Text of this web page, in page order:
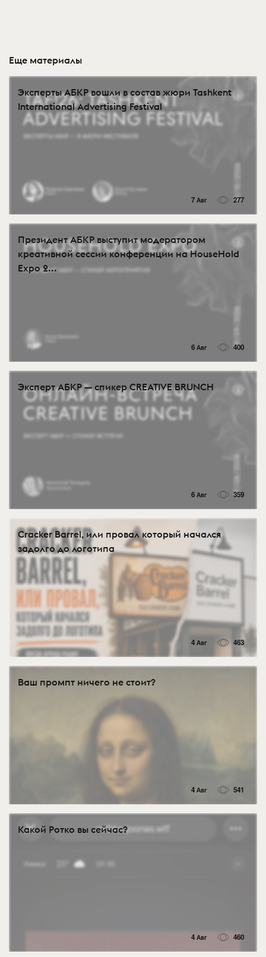
Еще материалы
Эксперты АБКР вошли в состав жюри Tashkent
International Advertising Festival
7 Авг 277
Президент АБКР выступит модератором
креативной сессии конференции на HouseHold
Expo 2...
6 Авг 400
Эксперт АБКР — спикер CREATIVE BRUNCH
6 Авг 359
Cracker Barrel, или провал который начался
задолго до логотипа
4 Авг 463
Ваш промпт ничего не стоит?
4 Авг 541
Какой Ротко вы сейчас?
4 Авг 460